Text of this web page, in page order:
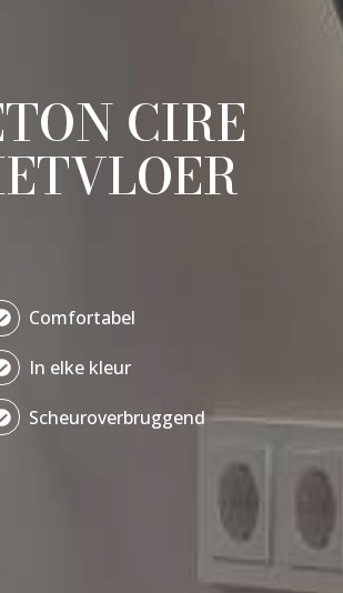
CIRE
Comfortabel
In elke kleur
Scheuroverbruggend